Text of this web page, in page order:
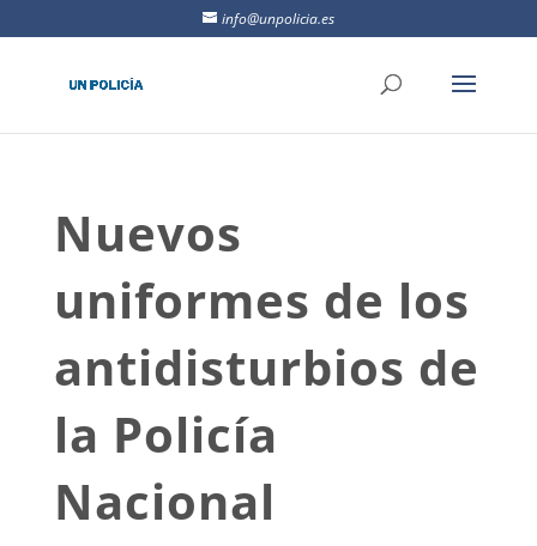
info@unpolicia.es
Nuevos
uniformes de los
antidisturbios de
la Policía
Nacional